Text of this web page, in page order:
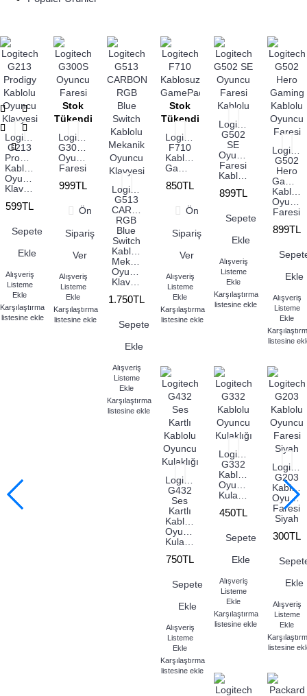
Logitech
G213
Prodigy
Kablolu
Oyuncu
599TL
Sepete
Ekle
Alışveriş
Listeme
Ekle
Karşılaştırma
listesine ekle
Stok
Tükendi
Logitech
G300S
Oyuncu
Faresi
999TL
Ön
Sipariş
Ver
Alışveriş
Listeme
Ekle
Karşılaştırma
listesine ekle
Logitech
G513
CARBON
RGB
Blue
Switch
Kablolu
Mekanik
Oyuncu
Klavyesi
1.750TL
Sepete
Ekle
Alışveriş
Listeme
Ekle
Karşılaştırma
listesine ekle
Stok
Tükendi
Logitech
F710
Kablosuz
850TL
Ön
Sipariş
Ver
Alışveriş
Listeme
Ekle
Karşılaştırma
listesine ekle
Logitech
G502
SE
Oyuncu
Faresi
Kablolu
899TL
Sepete
Ekle
Alışveriş
Listeme
Ekle
Karşılaştırma
listesine ekle
G502
Hero
Gaming
Kablolu
Oyuncu
Faresi
899TL
Ekle
Alışveriş
Listeme
Ekle
listesine
Logitech
G432
Ses
Kartlı
Kablolu
Oyuncu
750TL
Sepete
Ekle
Alışveriş
Listeme
Ekle
Karşılaştırma
listesine ekle
Logitech
G332
Kablolu
Oyuncu
450TL
Sepete
Ekle
Alışveriş
Listeme
Ekle
Karşılaştırma
listesine ekle
G203
Kablolu
Oyuncu
Faresi
Siyah
300TL
Ekle
Alışveriş
Listeme
Ekle
listesine